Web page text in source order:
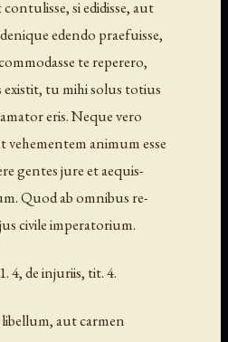
si edidisse, aut
edendo praefuisse,
te reperero,
tu mihi solus totius
eris. Neque vero
vehementem animum esse
gentes jure et aequis-
Quod ab omnibus re-
civile imperatorium.
4, de injuriis, tit. 4.
aut carmen